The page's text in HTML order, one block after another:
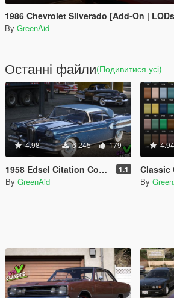
1986 Chevrolet Silverado [Add-On |
By GreenAid
Останні файли(Подивитися усі)
4.98 6 245 179
1958 Edsel Citation Convertible [Add-On | VehFuncs V] 1.1
By GreenAid
4.94
Classic
By